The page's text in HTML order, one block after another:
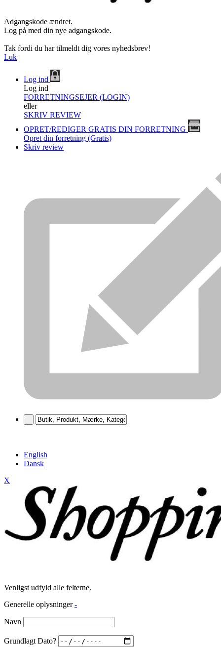
Adgangskode ændret.
Log på med din nye adgangskode.
Tak fordi du har tilmeldt dig vores nyhedsbrev!
Luk
Log ind
Log ind
FORRETNINGSEJER (LOGIN)
eller
SKRIV REVIEW
OPRET/REDIGER GRATIS DIN FORRETNING
Opret din forretning (Gratis)
Skriv review
English
Dansk
X
Venligst udfyld alle felterne.
Generelle oplysninger -
Navn
Grundlagt Dato?